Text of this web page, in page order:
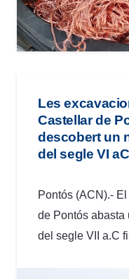
Les
Castellar de
descobert un
del segle VI
Pontós (ACN).-
de Pontós abasta
del segle VII a.C